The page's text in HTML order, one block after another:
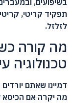
תפקיד קריטי,
לזלזל.
מה קורה
טכנולוגיה
דמיינו שאתם
מה יקרה אם